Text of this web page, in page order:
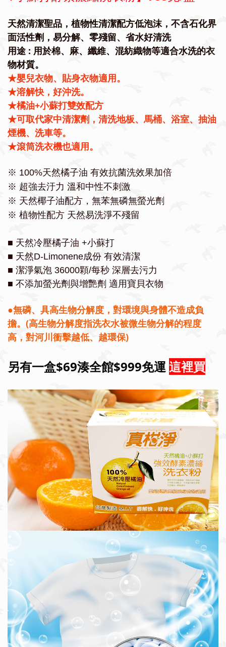
天然清潔聖品，植物性清潔配方低泡沫，不含石化界
面活性劑，易分解、零殘留、省水好清洗
用途 : 用於棉、麻、纖維、混紡織物等適合水洗的衣
物材質。
★嬰兒衣物、貼身衣物適用。
★溶解快，好沖洗。
★橘油+小蘇打雙效配方
★可取代家中清潔劑，清洗地板、馬桶、浴室、抽油
煙機、洗車等。
★滾筒洗衣機也適用。
※ 100%天然橘子油 有效抗菌洗效果加倍
※ 超強去汙力 溫和中性不刺激
※ 天然椰子油配方， 無苯無磷無螢光劑
※ 植物性配方 天然易洗淨不殘留
■ 天然冷壓橘子油 +小蘇打
■ 天然D-Limonene成份 有效清潔
■ 潔淨氣泡 36000顆/每秒 深層去污力
■ 不添加螢光劑與增艷劑 適用寶貝衣物
●無磷、具高生物分解度，對環境與身體不造成負
擔。(高生物分解度指洗衣水被微生物分解的程度
高，對河川衝擊越低、越環保)
另有一盒$69湊全館$999免運這裡買